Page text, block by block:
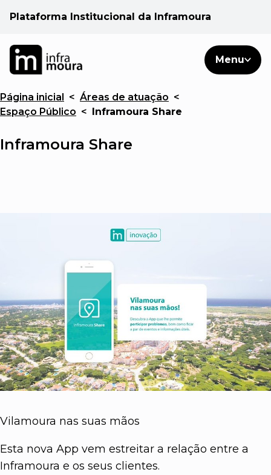
Plataforma Institucional da Inframoura
Menu
Pesquisar
Áreas de atuação
Cliente
PT
Página inicial < Áreas de atuação <
Espaço Público < Inframoura Share
Inframoura Share
Vilamoura nas suas mãos
Esta nova App vem estreitar a relação entre a
Inframoura e os seus clientes.